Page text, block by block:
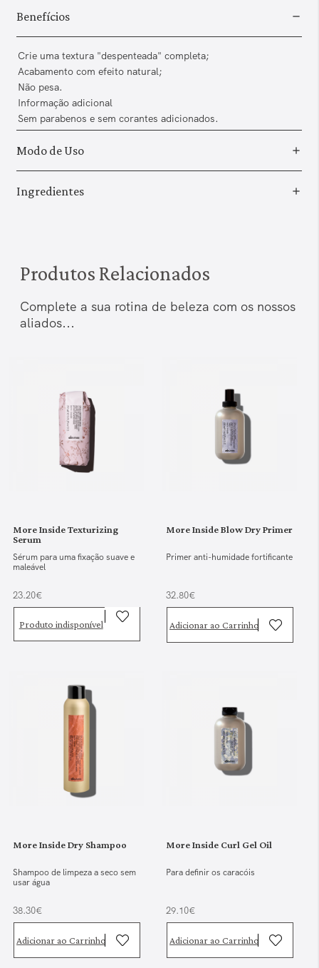
Benefícios
Crie uma textura "despenteada" completa;
Acabamento com efeito natural;
Não pesa.
Informação adicional
Sem parabenos e sem corantes adicionados.
Modo de Uso
Ingredientes
Produtos Relacionados
Complete a sua rotina de beleza com os nossos
aliados...
More Inside Texturizing
Serum
Sérum para uma fixação suave e
maleável
23.20€
Produto indisponível
More Inside Blow Dry Primer
Primer anti-humidade fortificante
32.80€
Adicionar ao Carrinho
More Inside Dry Shampoo
Shampoo de limpeza a seco sem
usar água
38.30€
Adicionar ao Carrinho
More Inside Curl Gel Oil
Para definir os caracóis
29.10€
Adicionar ao Carrinho